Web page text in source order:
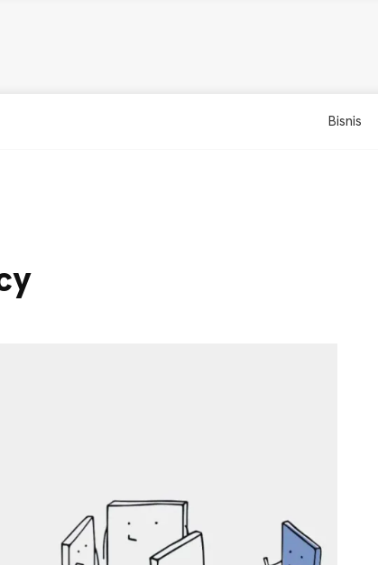
Bisnis